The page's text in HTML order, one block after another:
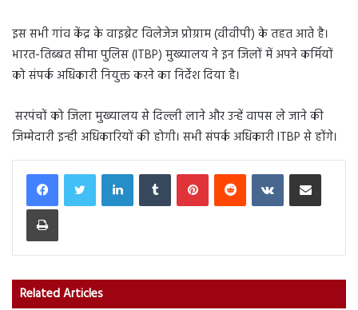
इस सभी गांव केंद्र के वाइब्रेट विलेजेज प्रोग्राम (वीवीपी) के तहत आते है।
भारत-तिब्बत सीमा पुलिस (ITBP) मुख्यालय ने इन जिलों में अपने कर्मियों
को संपर्क अधिकारी नियुक्त करने का निर्देश दिया है।
सरपंचों को जिला मुख्यालय से दिल्ली लाने और उन्हें वापस ले जाने की
जिम्मेदारी इन्ही अधिकारियों की होगी। सभी संपर्क अधिकारी ITBP से होंगे।
LinkedInTumblr PinterestReddit VKontakteShare via Email
Print
Related Articles